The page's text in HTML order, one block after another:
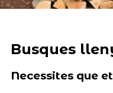
Busques
Necessites que